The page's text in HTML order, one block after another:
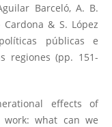
Barceló, A. B.
& S. López
públicas e
regiones (pp. 151-
effects of
what can we